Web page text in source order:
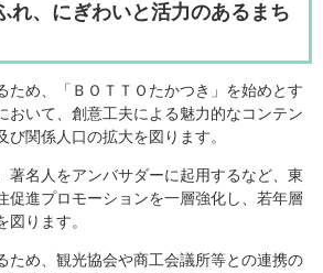
れ、にぎわいと活力のあるまち
ため、「ＢＯＴＴＯたかつき」を始めとす
おいて、創意工夫による魅力的なコンテン
び関係人口の拡大を図ります。
著名人をアンバサダーに起用するなど、東
促進プロモーションを一層強化し、若年層
ります。
ため、観光協会や商工会議所等との連携の